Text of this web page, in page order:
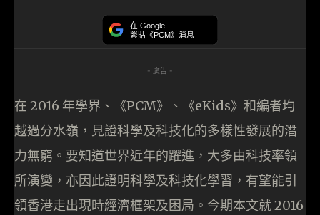
在 Google
緊貼《PCM》消息
- 廣告 -
在 2016 年學界、《PCM》、《eKids》和編者均
越過分水嶺，見證科學及科技化的多樣性發展的潛
力無窮。要知道世界近年的躍進，大多由科技率領
所演變，亦因此證明科學及科技化學習，有望能引
領香港走出現時經濟框架及困局。今期本文就 2016